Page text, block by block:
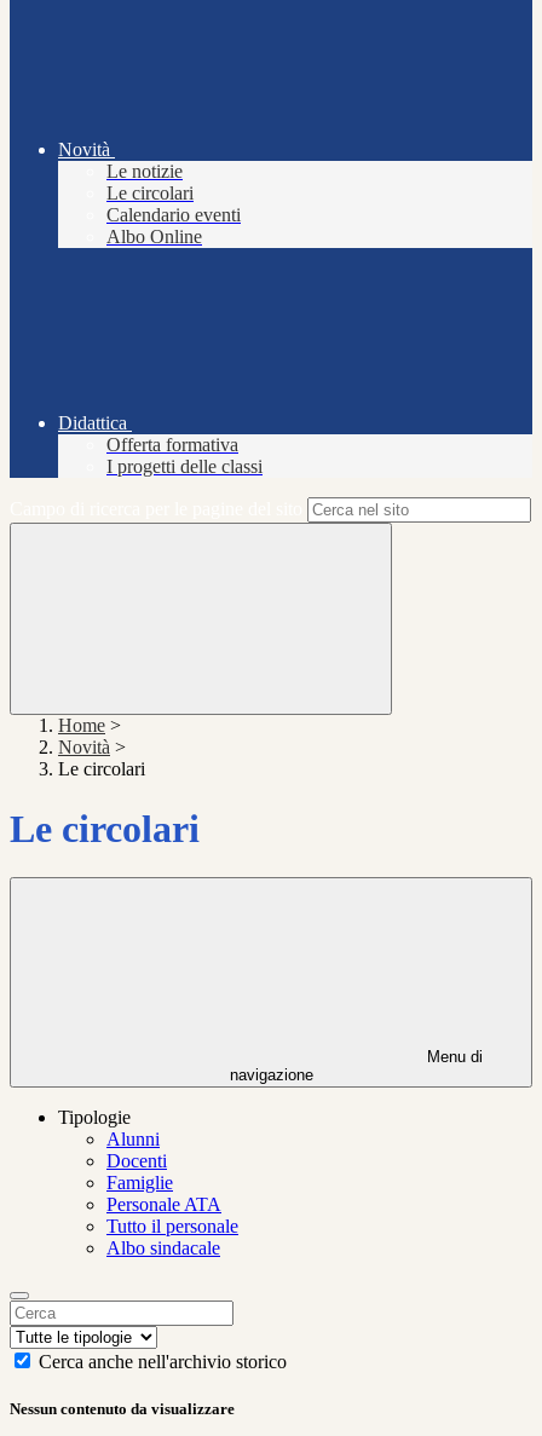
Novità
Le notizie
Le circolari
Calendario eventi
Albo Online
Didattica
Offerta formativa
I progetti delle classi
Home >
Novità >
Le circolari
Le circolari
Menu di
navigazione
Tipologie
Alunni
Docenti
Famiglie
Personale ATA
Tutto il personale
Albo sindacale
Cerca anche nell'archivio storico
Nessun contenuto da visualizzare